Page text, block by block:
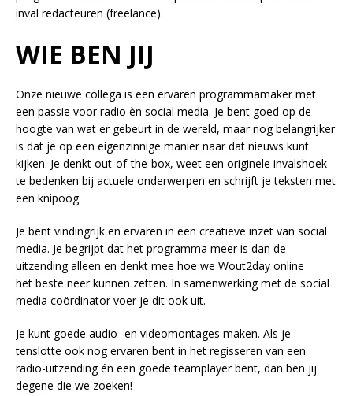
inval redacteuren (freelance).
WIE BEN JIJ
Onze nieuwe collega is een ervaren programmamaker met
een passie voor radio èn social media. Je bent goed op de
hoogte van wat er gebeurt in de wereld, maar nog belangrijker
is dat je op een eigenzinnige manier naar dat nieuws kunt
kijken. Je denkt out-of-the-box, weet een originele invalshoek
te bedenken bij actuele onderwerpen en schrijft je teksten met
een knipoog.
Je bent vindingrijk en ervaren in een creatieve inzet van social
media. Je begrijpt dat het programma meer is dan de
uitzending alleen en denkt mee hoe we Wout2day online
het beste neer kunnen zetten. In samenwerking met de social
media coördinator voer je dit ook uit.
Je kunt goede audio- en videomontages maken. Als je
tenslotte ook nog ervaren bent in het regisseren van een
radio-uitzending én een goede teamplayer bent, dan ben jij
degene die we zoeken!